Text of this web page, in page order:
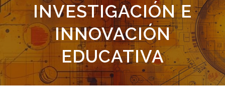
INVESTIGACIÓN E
INNOVACIÓN
EDUCATIVA